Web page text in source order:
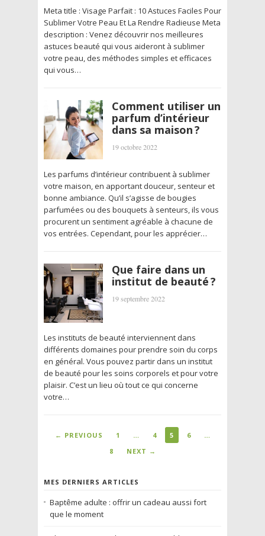
Meta title : Visage Parfait : 10 Astuces Faciles Pour
Sublimer Votre Peau Et La Rendre Radieuse Meta
description : Venez découvrir nos meilleures
astuces beauté qui vous aideront à sublimer
votre peau, des méthodes simples et efficaces
qui vous…
Comment utiliser un
parfum d’intérieur
dans sa maison ?
19 octobre 2022
Les parfums d’intérieur contribuent à sublimer
votre maison, en apportant douceur, senteur et
bonne ambiance. Qu’il s’agisse de bougies
parfumées ou des bouquets à senteurs, ils vous
procurent un sentiment agréable à chacune de
vos entrées. Cependant, pour les apprécier…
Que faire dans un
institut de beauté ?
19 septembre 2022
Les instituts de beauté interviennent dans
différents domaines pour prendre soin du corps
en général. Vous pouvez partir dans un institut
de beauté pour les soins corporels et pour votre
plaisir. C’est un lieu où tout ce qui concerne
votre…
← PREVIOUS 1 … 4 5 6
…
8
NEXT →
MES DERNIERS ARTICLES
Baptême adulte : offrir un cadeau aussi fort
que le moment